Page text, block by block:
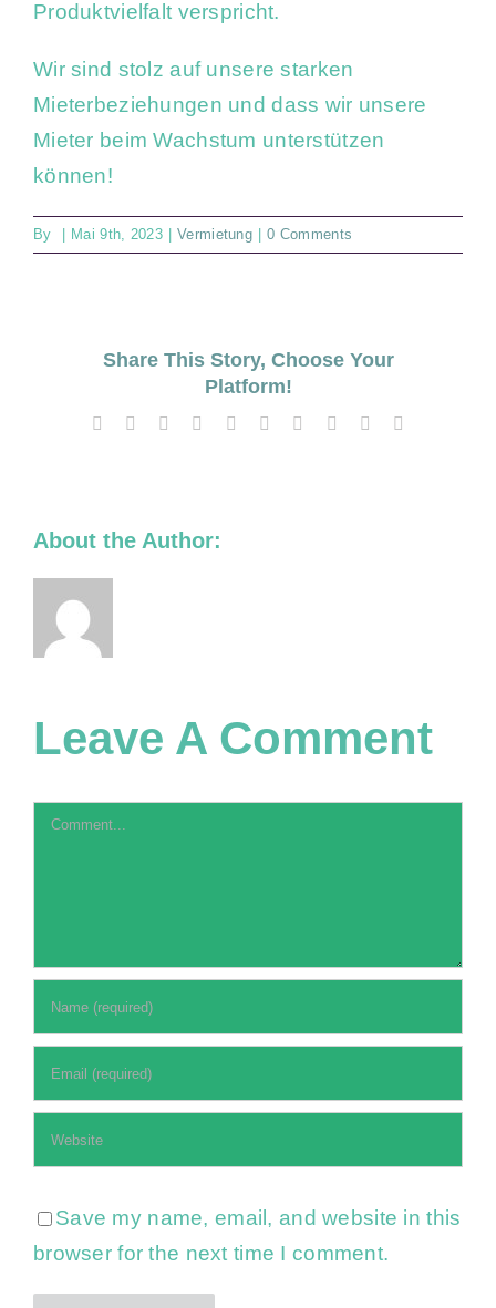
Produktvielfalt verspricht.
Wir sind stolz auf unsere starken
Mieterbeziehungen und dass wir unsere
Mieter beim Wachstum unterstützen
können!
By Mai 9th, 2023 Vermietung 0 Comments
Share This Story, Choose Your
Platform!
Facebook Reddit LinkedInWhatsApp
TumblrPinterest Xing
About the Author:
Leave A Comment
Comment
Save my name, email, and website in this
browser for the next time I comment.